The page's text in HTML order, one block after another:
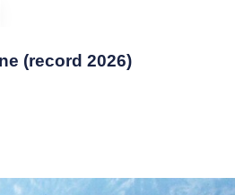
(record 2026)